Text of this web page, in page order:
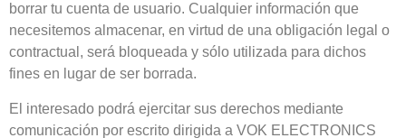
borrar tu cuenta de usuario. Cualquier información que
necesitemos almacenar, en virtud de una obligación legal o
contractual, será bloqueada y sólo utilizada para dichos
fines en lugar de ser borrada.
El interesado podrá ejercitar sus derechos mediante
comunicación por escrito dirigida a VOK ELECTRONICS